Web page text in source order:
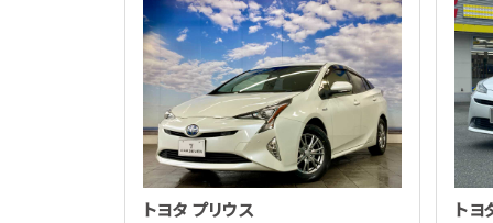
トヨタ プリウス トヨ